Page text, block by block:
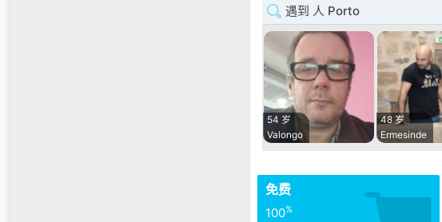
遇到 人 Porto
54 岁
Valongo
48 岁
Ermesinde
免费
100%